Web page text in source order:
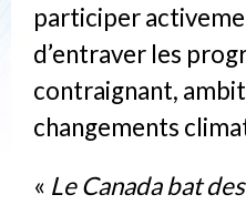
participer
d’entraver les
contraignant,
changements
« Le Canada bat